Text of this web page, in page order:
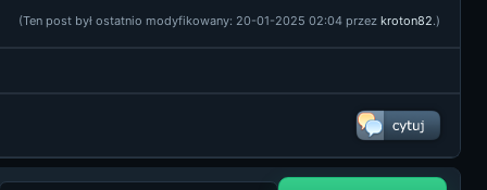
(Ten post był ostatnio modyfikowany: 20-01-2025 02:04 przez kroton82.)